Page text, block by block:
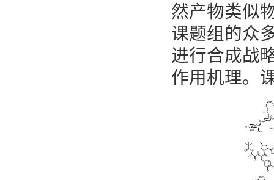
然产物类似
课题组的众
进行合成战
作用机理。